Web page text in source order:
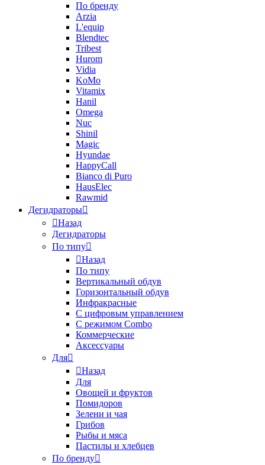
По бренду
Arzia
L'equip
Blendtec
Tribest
Hurom
Vidia
KoMo
Vitamix
Hanil
Omega
Nuc
Shinil
Magic
Hyundae
HappyCall
Bianco di Puro
HausElec
Rawmid
Дегидраторы
Назад
Дегидраторы
По типу
Назад
По типу
Вертикальный обдув
Горизонтальный обдув
Инфракрасные
С цифровым управлением
С режимом Combo
Коммерческие
Аксессуары
Для
Назад
Для
Овощей и фруктов
Помидоров
Зелени и чая
Грибов
Рыбы и мяса
Пастилы и хлебцев
По бренду